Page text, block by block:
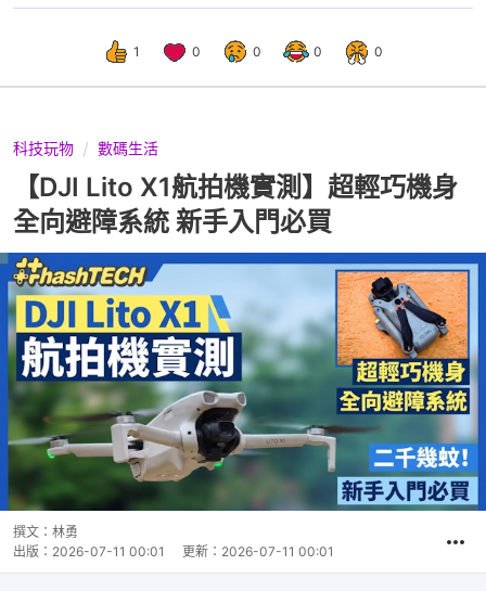
1 0 0 0 0
科技玩物 數碼生活
【DJI Lito X1航拍機實測】超輕巧機身
全向避障系統 新手入門必買
撰文： 林勇
出版： 2026-07-11 00:01 更新： 2026-07-11 00:01